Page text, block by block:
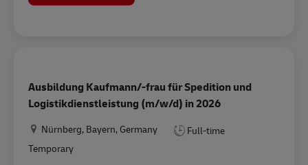
Ausbildung Kaufmann/-frau für Spedition und
Logistikdienstleistung (m/w/d) in 2026
Location
Nürnberg, Bayern, Germany
Full-time
Temporary